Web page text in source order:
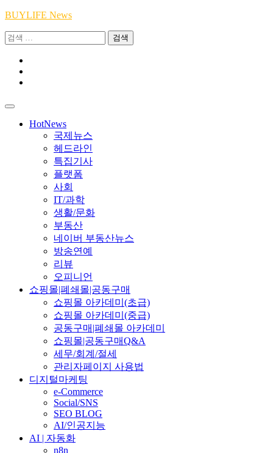
Skip
content
BUYLIFE News
검
HotNews
국제뉴스
헤드라인
특집기사
플랫폼
사회
IT/과학
생활/문화
부동산
네이버 부동산뉴스
방송연예
리뷰
오피니언
쇼핑몰|폐쇄몰|공동구매
쇼핑몰 아카데미(초급)
쇼핑몰 아카데미(중급)
공동구매|폐쇄몰 아카데미
쇼핑몰|공동구매Q&A
세무/회계/절세
관리자페이지 사용법
디지털마케팅
e-Commerce
Social/SNS
SEO BLOG
AI/인공지능
AI | 자동화
n8n